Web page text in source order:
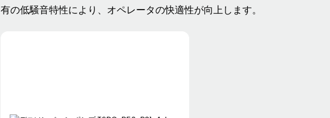
有の低騒音特性により、オペレータの快適性が向上します。